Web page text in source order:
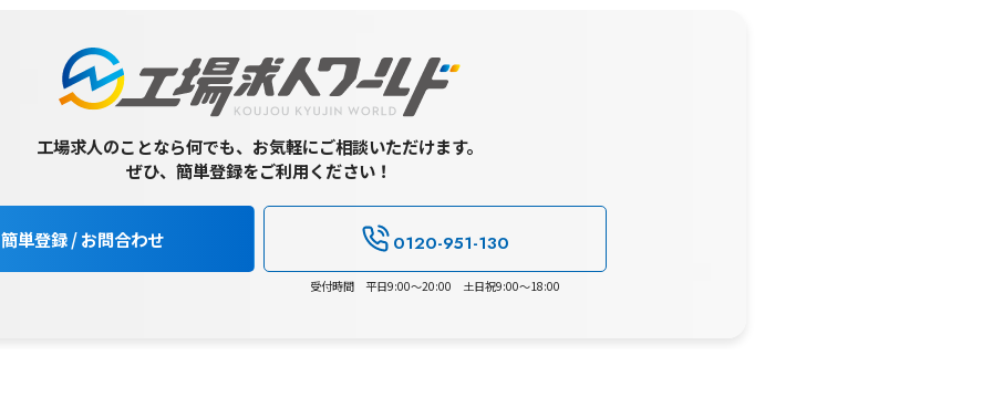
工場求人のことなら何でも、お気軽にご相談いただけます。
ぜひ、簡単登録をご利用ください！
簡単登録 / お問合わせ 0120-951-130
受付時間 平日9:00～20:00 土日祝9:00～18:00